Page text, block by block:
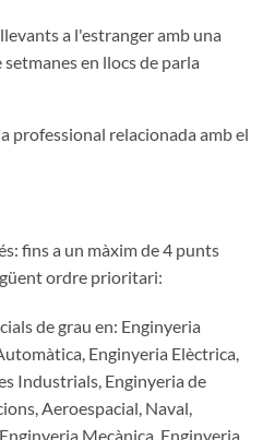
a l'estranger amb una
en llocs de parla
professional relacionada amb el
fins a un màxim de 4 punts
ordre prioritari:
de grau en: Enginyeria
Enginyeria Elèctrica,
Industrials, Enginyeria de
Aeroespacial, Naval,
Mecànica, Enginyeria